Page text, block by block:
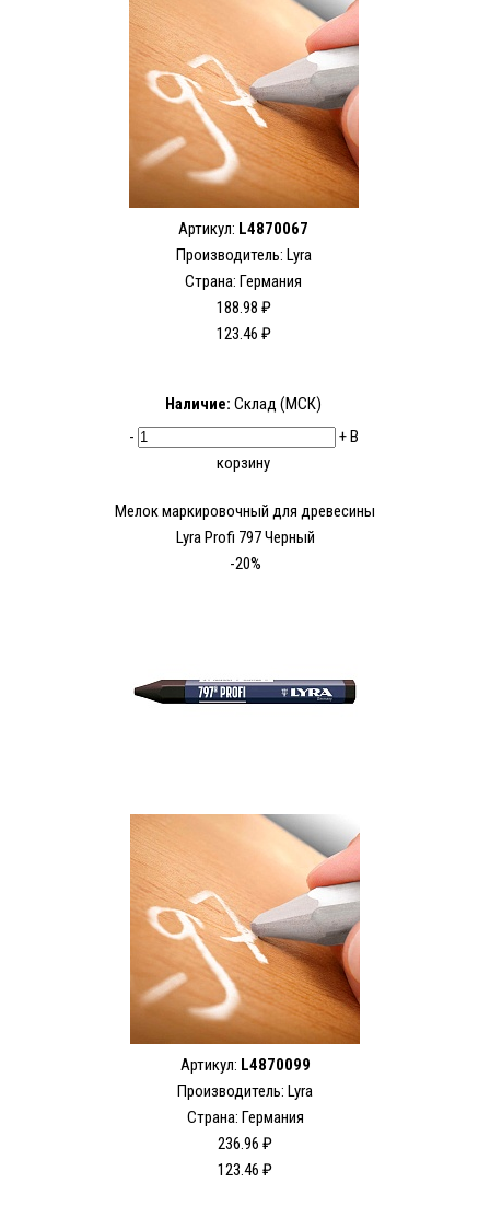
Артикул: L4870067
Производитель: Lyra
Страна: Германия
188.98 ₽
123.46 ₽
Наличие: Склад (МСК)
-
+В
корзину
Мелок маркировочный для древесины
Lyra Profi 797 Черный
-20%
Артикул: L4870099
Производитель: Lyra
Страна: Германия
236.96 ₽
123.46 ₽